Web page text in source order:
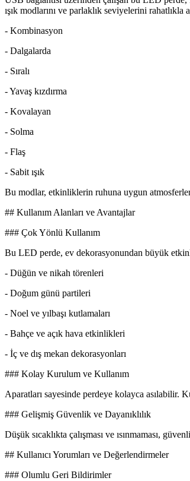
ışık modlarını ve parlaklık seviyelerini
- Kombinasyon
- Dalgalarda
- Sıralı
- Yavaş kızdırma
- Kovalayan
- Solma
- Flaş
- Sabit ışık
Bu modlar, etkinliklerin ruhuna uygun
## Kullanım Alanları ve Avantajlar
### Çok Yönlü Kullanım
Bu LED perde, ev dekorasyonundan büyük
- Düğün ve nikah törenleri
- Doğum günü partileri
- Noel ve yılbaşı kutlamaları
- Bahçe ve açık hava etkinlikleri
- İç ve dış mekan dekorasyonları
### Kolay Kurulum ve Kullanım
Aparatları sayesinde perdeye kolayca asılabilir.
### Gelişmiş Güvenlik ve Dayanıklılık
Düşük sıcaklıkta çalışması ve ısınmaması,
## Kullanıcı Yorumları ve Değerlendirmeler
### Olumlu Geri Bildirimler